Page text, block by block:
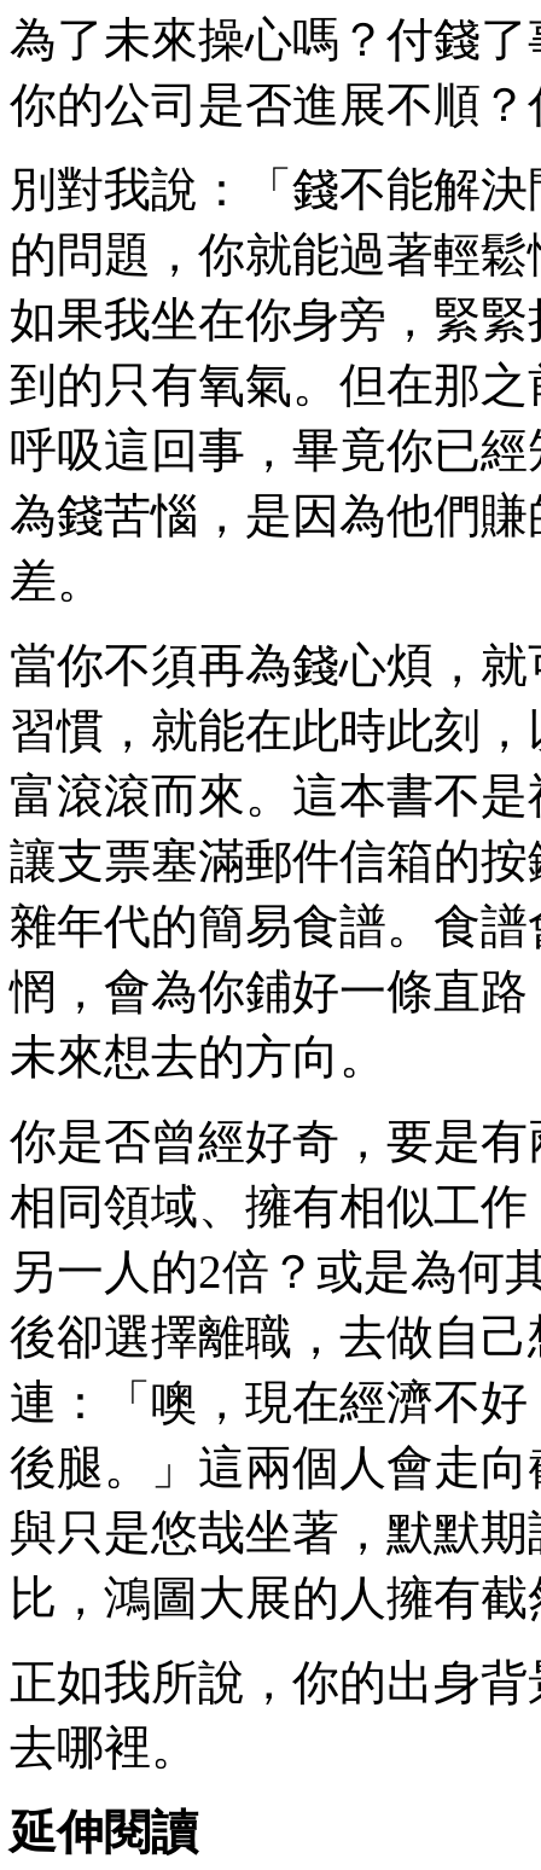
為了未來操心嗎？付錢
你的公司是否進展不順
別對我說：「錢不能解
的問題，你就能過著輕
如果我坐在你身旁，緊
到的只有氧氣。但在那
呼吸這回事，畢竟你已
為錢苦惱，是因為他們
差。
當你不須再為錢心煩，
習慣，就能在此時此刻
富滾滾而來。這本書不
讓支票塞滿郵件信箱的
雜年代的簡易食譜。食
惘，會為你鋪好一條直
未來想去的方向。
你是否曾經好奇，要是
相同領域、擁有相似工
另一人的2倍？或是為何
後卻選擇離職，去做自
連：「噢，現在經濟不
後腿。」這兩個人會走
與只是悠哉坐著，默默
比，鴻圖大展的人擁有
正如我所說，你的出身
去哪裡。
延伸閱讀